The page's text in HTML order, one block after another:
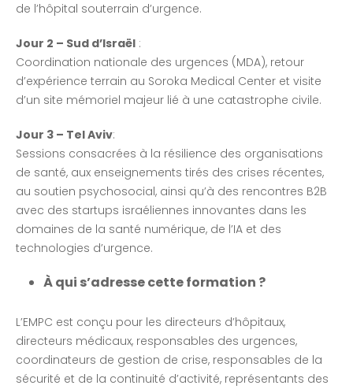
de l’hôpital souterrain d’urgence.
Jour 2 – Sud d’Israël :
Coordination nationale des urgences (MDA), retour
d’expérience terrain au Soroka Medical Center et visite
d’un site mémoriel majeur lié à une catastrophe civile.
Jour 3 – Tel Aviv:
Sessions consacrées à la résilience des organisations
de santé, aux enseignements tirés des crises récentes,
au soutien psychosocial, ainsi qu’à des rencontres B2B
avec des startups israéliennes innovantes dans les
domaines de la santé numérique, de l’IA et des
technologies d’urgence.
À qui s’adresse cette formation ?
L’EMPC est conçu pour les directeurs d’hôpitaux,
directeurs médicaux, responsables des urgences,
coordinateurs de gestion de crise, responsables de la
sécurité et de la continuité d’activité, représentants des